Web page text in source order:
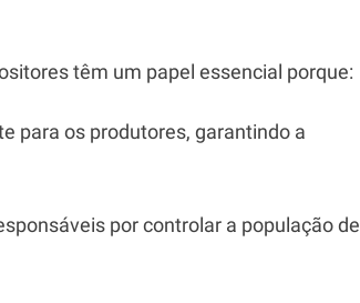
têm um papel essencial porque:
para os produtores, garantindo a
por controlar a população de